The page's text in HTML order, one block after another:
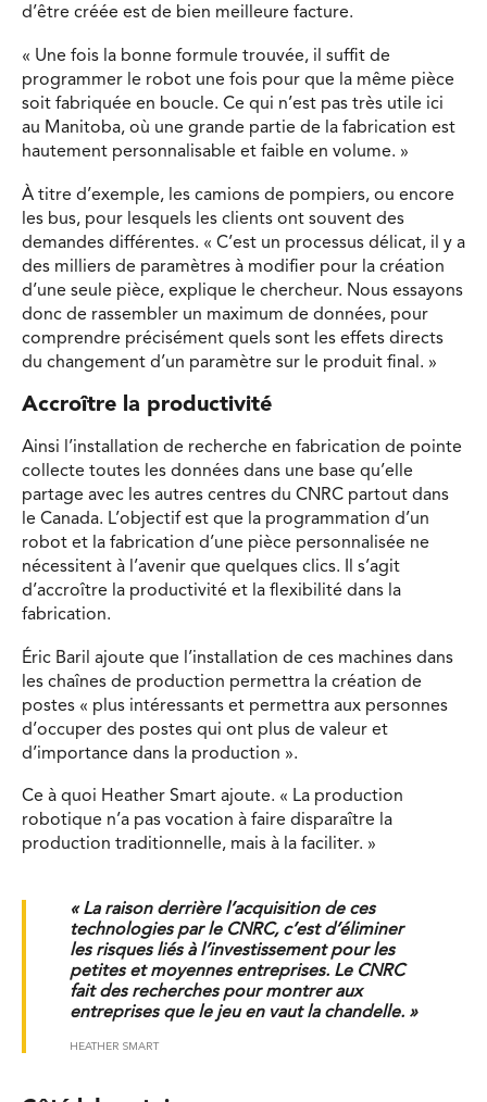
d’être créée est de bien meilleure facture.
« Une fois la bonne formule trouvée, il suffit de
programmer le robot une fois pour que la même pièce
soit fabriquée en boucle. Ce qui n’est pas très utile ici
au Manitoba, où une grande partie de la fabrication est
hautement personnalisable et faible en volume. »
À titre d’exemple, les camions de pompiers, ou encore
les bus, pour lesquels les clients ont souvent des
demandes différentes. « C’est un processus délicat, il y a
des milliers de paramètres à modifier pour la création
d’une seule pièce, explique le chercheur. Nous essayons
donc de rassembler un maximum de données, pour
comprendre précisément quels sont les effets directs
du changement d’un paramètre sur le produit final. »
Accroître la productivité
Ainsi l’installation de recherche en fabrication de pointe
collecte toutes les données dans une base qu’elle
partage avec les autres centres du CNRC partout dans
le Canada. L’objectif est que la programmation d’un
robot et la fabrication d’une pièce personnalisée ne
nécessitent à l’avenir que quelques clics. Il s’agit
d’accroître la productivité et la flexibilité dans la
fabrication.
Éric Baril ajoute que l’installation de ces machines dans
les chaînes de production permettra la création de
postes « plus intéressants et permettra aux personnes
d’occuper des postes qui ont plus de valeur et
d’importance dans la production ».
Ce à quoi Heather Smart ajoute. « La production
robotique n’a pas vocation à faire disparaître la
production traditionnelle, mais à la faciliter. »
« La raison derrière l’acquisition de ces
technologies par le CNRC, c’est d’éliminer
les risques liés à l’investissement pour les
petites et moyennes entreprises. Le CNRC
fait des recherches pour montrer aux
entreprises que le jeu en vaut la chandelle. »
HEATHER SMART